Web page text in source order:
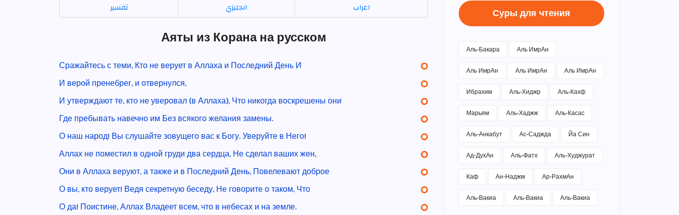
تفسير
انجليزي اعراب
Аяты из Корана на русском
Сражайтесь с теми, Кто не верует в Аллаха и Последний День И
И верой пренебрег, и отвернулся,
И утверждают те, кто не уверовал (в Аллаха), Что никогда воскрешены они
Где пребывать навечно им Без всякого желания замены.
О наш народ! Вы слушайте зовущего вас к Богу. Уверуйте в Него!
Аллах не поместил в одной груди два сердца, Не сделал ваших жен,
Они в Аллаха веруют, а также и в Последний День, Повелевают доброе
О вы, кто верует! Ведя секретную беседу, Не говорите о таком, Что
О да! Поистине, Аллах Владеет всем, что в небесах и на земле.
Суры для чтения
Аль-Бакара
Аль ИмрАн
Аль ИмрАн
Аль ИмрАн
Аль ИмрАн
Ибрахим
Аль-Хиджр
Аль-Кахф
Марьям
Аль-Хаджж
Аль-Касас
Аль-Анкабут
Ас-Саджда
Йа Син
Ад-ДухАн
Аль-Фатх
Аль-Худжурат
Каф
Ан-Наджм
Ар-РахмАн
Аль-Вакиа
Аль-Вакиа Аль-Вакиа